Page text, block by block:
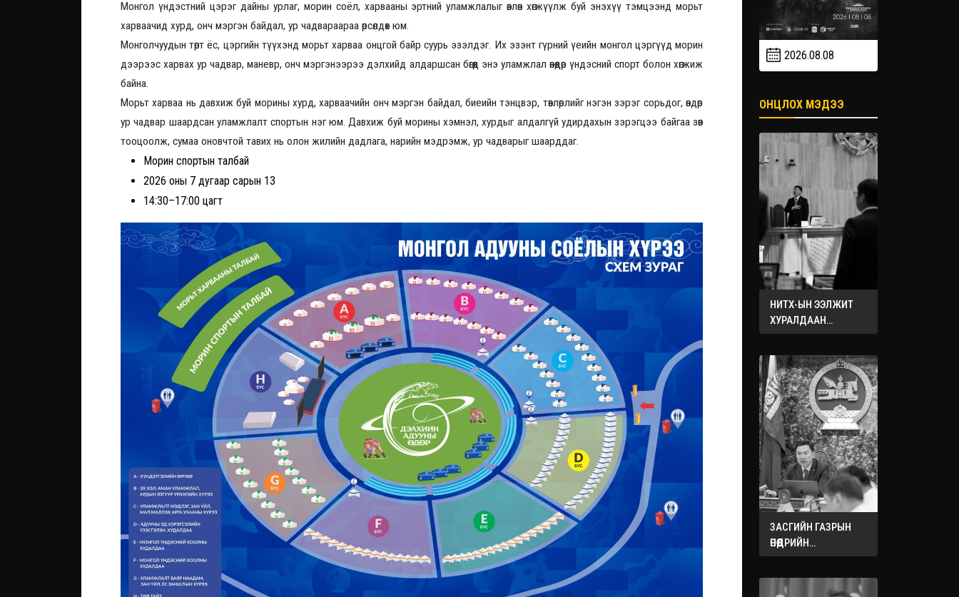
Монгол үндэстний цэрэг дайны урлаг, морин соёл, харвааны эртний уламжлалыг өвлөн хөгжүүлж буй энэхүү тэмцээнд морьт
харваачид хурд, онч мэргэн байдал, ур чадвараараа өрсөлдөх юм.
Монголчуудын төрт ёс, цэргийн түүхэнд морьт харваа онцгой байр суурь эзэлдэг. Их эзэнт гүрний үеийн монгол цэргүүд морин
дээрээс харвах ур чадвар, маневр, онч мэргэнээрээ дэлхийд алдаршсан бөгөөд энэ уламжлал өнөөдөр үндэсний спорт болон хөгжиж
байна.
Морьт харваа нь давхиж буй морины хурд, харваачийн онч мэргэн байдал, биеийн тэнцвэр, төвлөрлийг нэгэн зэрэг сорьдог, өндөр
ур чадвар шаардсан уламжлалт спортын нэг юм. Давхиж буй морины хэмнэл, хурдыг алдалгүй удирдахын зэрэгцээ байгаа зөв
тооцоолж, сумаа оновчтой тавих нь олон жилийн дадлага, нарийн мэдрэмж, ур чадварыг шаарддаг.
Морин спортын талбай
2026 оны 7 дугаар сарын 13
14:30–17:00 цагт
2026.08.30 20:00
2026.09.19
2026.08.08
ОНЦЛОХ МЭДЭЭ
НИТХ-ЫН ЭЭЛЖИТ
ХУРАЛДААН
ЭХЭЛЛЭЭ
ЗАСГИЙН ГАЗРЫН
ӨНӨӨДРИЙН
ХУРАЛДААНААС
ШИЙДВЭРҮҮД